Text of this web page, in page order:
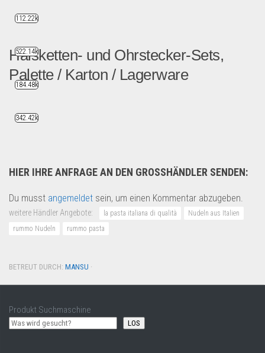
Halsketten- und Ohrstecker-Sets,
Palette / Karton / Lagerware
Uhren & Schmuck
HIER IHRE ANFRAGE AN DEN GROSSHÄNDLER SENDEN:
Du musst angemeldet sein, um einen Kommentar abzugeben.
weitere Händler Angebote: la pasta italiana di qualità
Nudeln aus Italien
rummo Nudeln
rummo pasta
BETREUT DURCH: MANSU ·
Produkt Suchmaschine
LOS
112.22k
522.14k
184.48k
342.42k